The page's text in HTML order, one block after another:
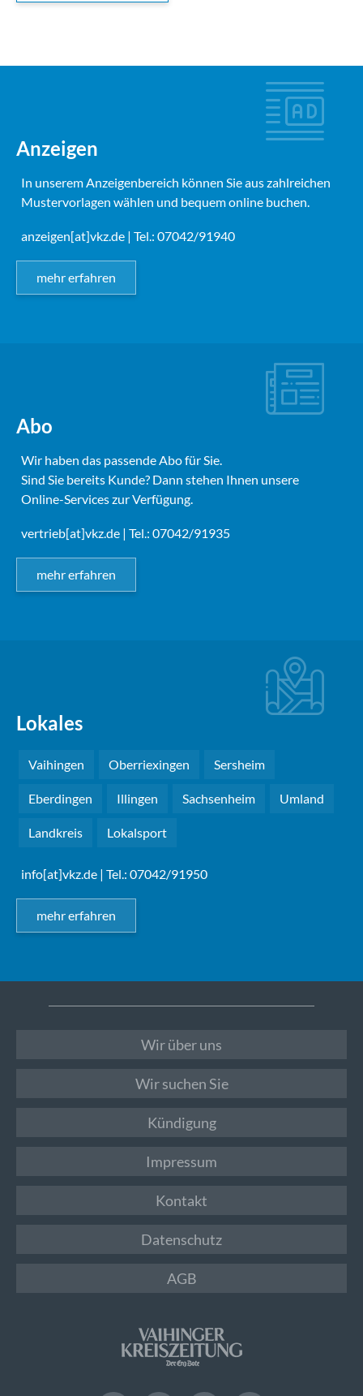
Anzeigen
In unserem Anzeigenbereich können Sie aus zahlreichen
Mustervorlagen wählen und bequem online buchen.
anzeigen[at]vkz.de | Tel.: 07042/91940
mehr erfahren
Abo
Wir haben das passende Abo für Sie.
Sind Sie bereits Kunde? Dann stehen Ihnen unsere
Online-Services zur Verfügung.
vertrieb[at]vkz.de | Tel.: 07042/91935
mehr erfahren
Lokales
Vaihingen Oberriexingen Sersheim
Eberdingen Illingen Sachsenheim Umland
Landkreis Lokalsport
info[at]vkz.de | Tel.: 07042/91950
mehr erfahren
Wir über uns
Wir suchen Sie
Kündigung
Impressum
Kontakt
Datenschutz
AGB